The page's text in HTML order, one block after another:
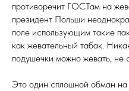
противоречит ГОСТам на
президент Польши
поле использующим такие
как жевательный табак.
подушечки можно жевать, не
Это один сплошной обман